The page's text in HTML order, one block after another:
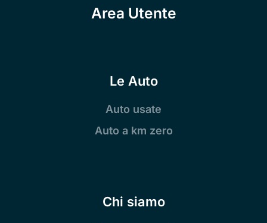
Area Utente
Le Auto
Auto usate
Auto a km zero
Chi siamo